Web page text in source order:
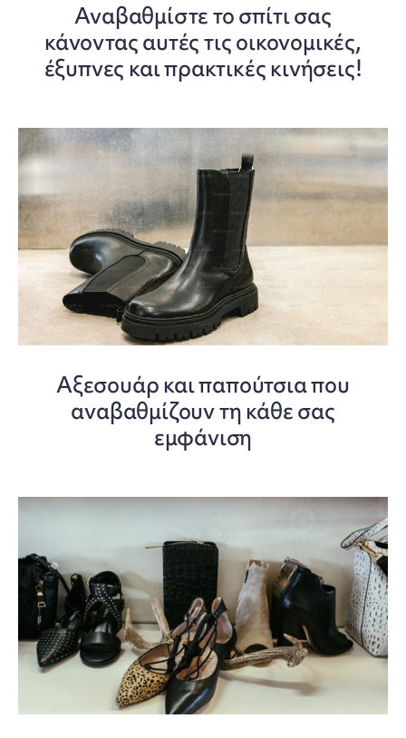
Αναβαθμίστε το σπίτι σας
κάνοντας αυτές τις οικονομικές,
έξυπνες και πρακτικές κινήσεις!
Αξεσουάρ και παπούτσια που
αναβαθμίζουν τη κάθε σας
εμφάνιση